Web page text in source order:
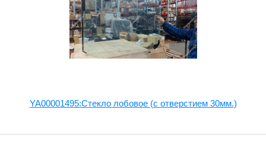
YA00001495:Стекло лобовое (с отверстием 30мм.)